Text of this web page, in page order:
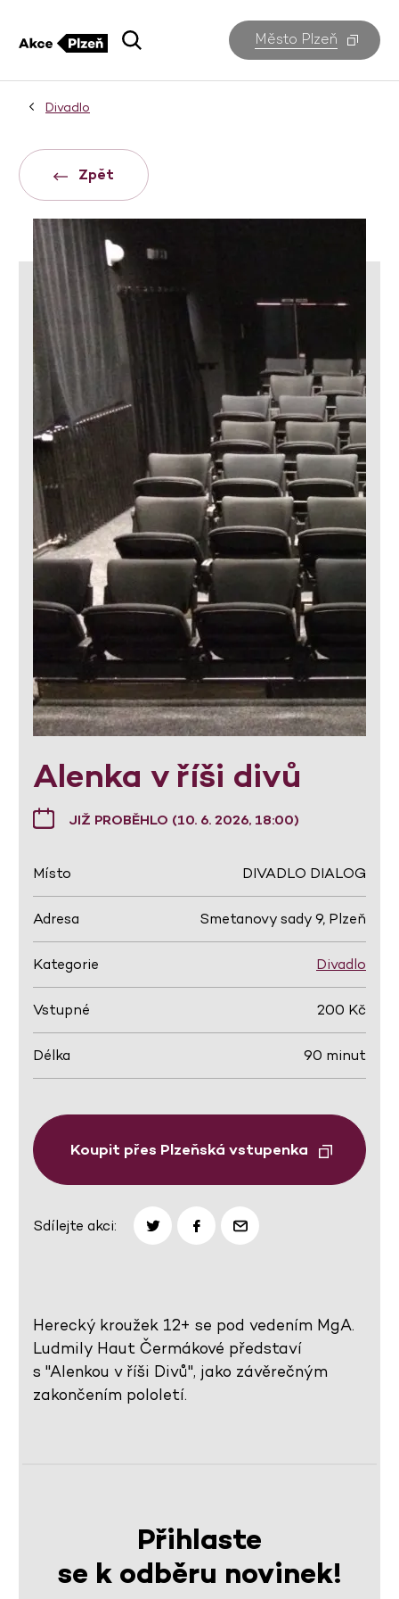
Město Plzeň
Divadlo
Zpět
Alenka v říši divů
JIŽ PROBĚHLO (10. 6. 2026, 18:00)
Místo DIVADLO DIALOG
Adresa Smetanovy sady 9, Plzeň
Kategorie Divadlo
Vstupné 200 Kč
Délka 90 minut
Koupit přes Plzeňská vstupenka
Sdílejte akci:
Herecký kroužek 12+ se pod vedením MgA.
Ludmily Haut Čermákové představí
s "Alenkou v říši Divů", jako závěrečným
zakončením pololetí.
Přihlaste
se k odběru novinek!